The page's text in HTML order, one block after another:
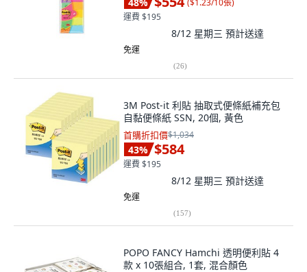
運費 $195
8/12 星期三 預計送達
免運
(26)
3M Post-it 利貼 抽取式便條紙補充包
自黏便條紙 SSN, 20個, 黃色
首購折扣價$1,034
43% $584
運費 $195
8/12 星期三 預計送達
免運
(157)
POPO FANCY Hamchi 透明便利貼 4
款 x 10張組合, 1套, 混合顏色